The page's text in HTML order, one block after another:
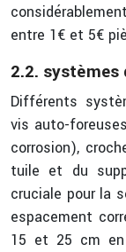
entre 1€ et 5€
2.2.
Différents
vis auto-
corrosion),
tuile et du
cruciale pour la
espacement
15 et 25 cm